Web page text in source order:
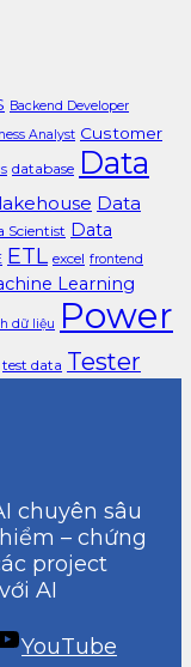
Backend Developer
Analyst Customer
database Data
Data
Scientist Data
ETL excel frontend
Learning
dữ liệu
Power
test data Tester
chuyên sâu
– chứng
project
AI
YouTube